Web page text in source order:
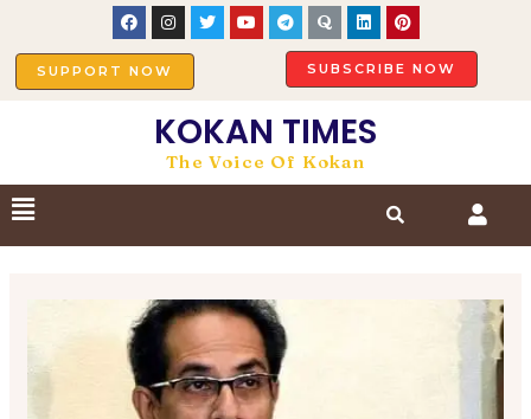
SUPPORT NOW SUBSCRIBE NOW
KOKAN TIMES
The Voice Of Kokan